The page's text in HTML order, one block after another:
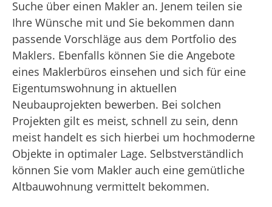
Suche über einen Makler an. Jenem teilen sie
Ihre Wünsche mit und Sie bekommen dann
passende Vorschläge aus dem Portfolio des
Maklers. Ebenfalls können Sie die Angebote
eines Maklerbüros einsehen und sich für eine
Eigentumswohnung in aktuellen
Neubauprojekten bewerben. Bei solchen
Projekten gilt es meist, schnell zu sein, denn
meist handelt es sich hierbei um hochmoderne
Objekte in optimaler Lage. Selbstverständlich
können Sie vom Makler auch eine gemütliche
Altbauwohnung vermittelt bekommen.